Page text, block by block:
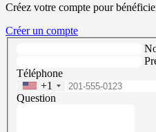
Créez votre compte pour
Créer un compte
Téléphone
+1
Question